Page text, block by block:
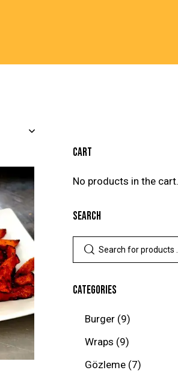
CART
No products in the cart.
SEARCH
CATEGORIES
Burger (9)
Wraps (9)
Gözleme (7)